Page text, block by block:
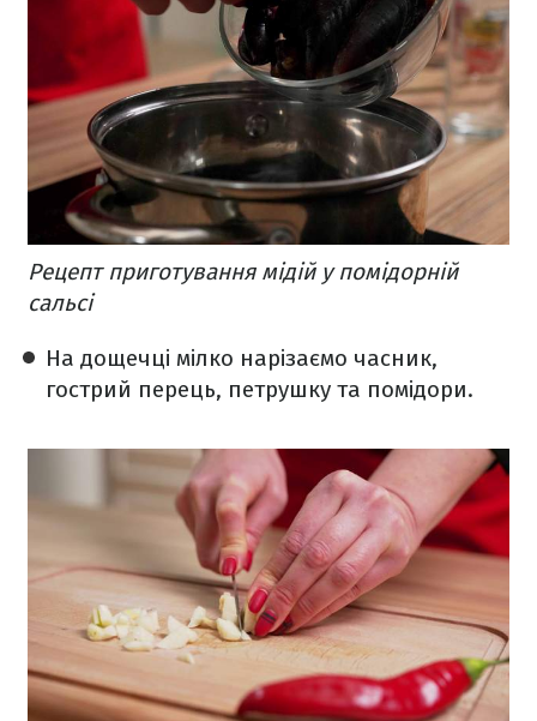
Рецепт приготування мідій у помідорній
сальсі
На дощечці мілко нарізаємо часник,
гострий перець, петрушку та помідори.